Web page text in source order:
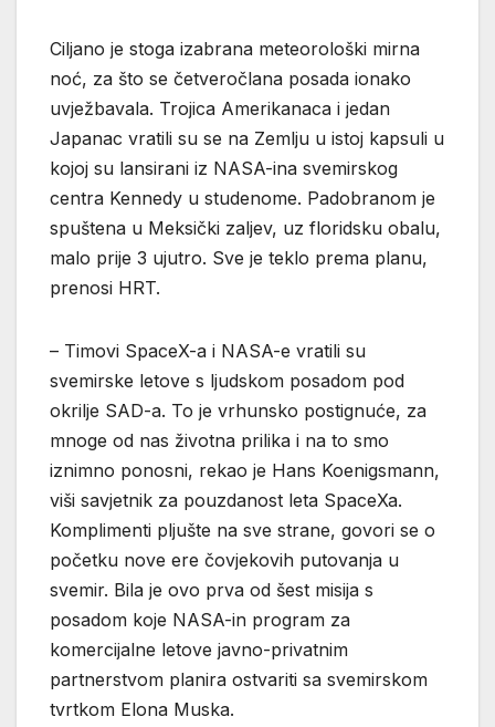
Ciljano je stoga izabrana meteorološki mirna
noć, za što se četveročlana posada ionako
uvježbavala. Trojica Amerikanaca i jedan
Japanac vratili su se na Zemlju u istoj kapsuli u
kojoj su lansirani iz NASA-ina svemirskog
centra Kennedy u studenome. Padobranom je
spuštena u Meksički zaljev, uz floridsku obalu,
malo prije 3 ujutro. Sve je teklo prema planu,
prenosi HRT.
– Timovi SpaceX-a i NASA-e vratili su
svemirske letove s ljudskom posadom pod
okrilje SAD-a. To je vrhunsko postignuće, za
mnoge od nas životna prilika i na to smo
iznimno ponosni, rekao je Hans Koenigsmann,
viši savjetnik za pouzdanost leta SpaceXa.
Komplimenti pljušte na sve strane, govori se o
početku nove ere čovjekovih putovanja u
svemir. Bila je ovo prva od šest misija s
posadom koje NASA-in program za
komercijalne letove javno-privatnim
partnerstvom planira ostvariti sa svemirskom
tvrtkom Elona Muska.